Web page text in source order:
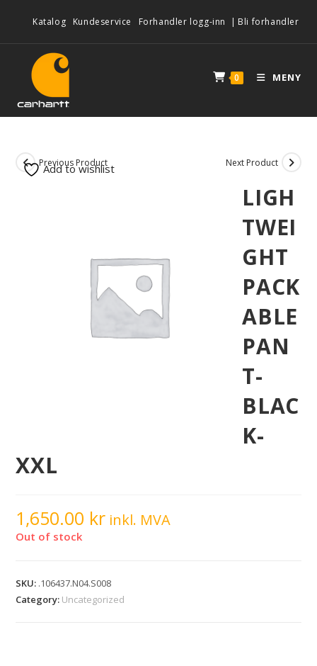
Katalog Kundeservice Forhandler logg-inn | Bli forhandler
0 MENY
Previous Product Next Product
LIGH
TWEI
GHT
PACK
ABLE
PAN
T-
BLAC
K-
XXL
1,650.00 kr inkl. MVA
Out of stock
SKU: .106437.N04.S008
Category: Uncategorized
Add to wishlist